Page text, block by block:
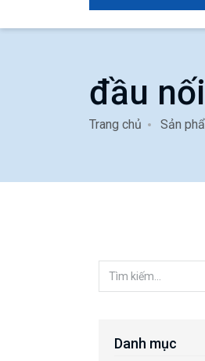
đầu
Trang chủ Sản
Danh mục